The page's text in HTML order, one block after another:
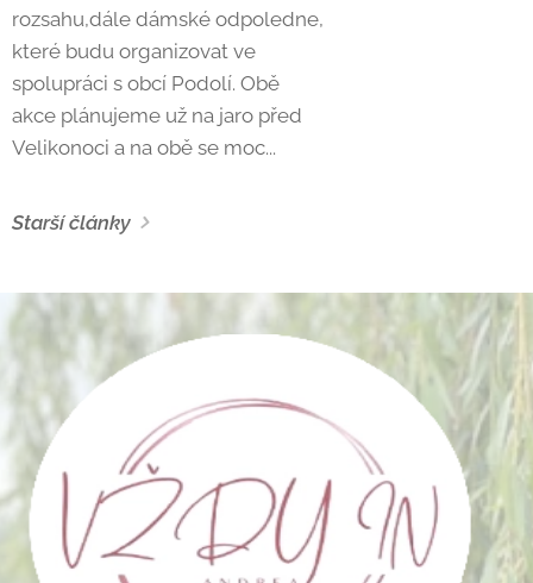
rozsahu,dále dámské odpoledne,
které budu organizovat ve
spolupráci s obcí Podolí. Obě
akce plánujeme už na jaro před
Velikonoci a na obě se moc...
Starší články